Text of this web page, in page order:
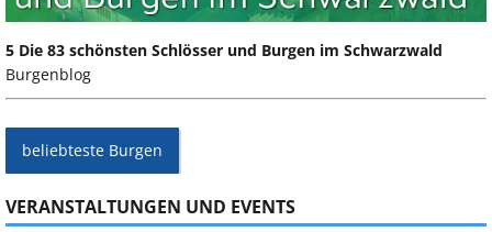
5 Die 83 schönsten Schlösser und Burgen im Schwarzwald
Burgenblog
beliebteste Burgen
VERANSTALTUNGEN UND EVENTS